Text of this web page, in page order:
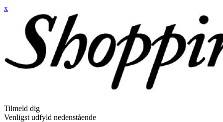
x
Tilmeld dig
Venligst udfyld nedenstående